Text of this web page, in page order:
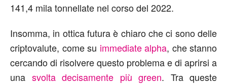
141,4 mila tonnellate nel corso del 2022.
Insomma, in ottica futura è chiaro che ci sono delle
criptovalute, come su immediate alpha, che stanno
cercando di risolvere questo problema e di aprirsi a
una svolta decisamente più green. Tra queste